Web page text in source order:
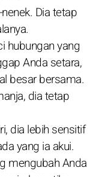
Dia tetap
hubungan yang
Anda setara,
besar bersama.
dia tetap
dia lebih sensitif
yang ia akui.
mengubah Anda